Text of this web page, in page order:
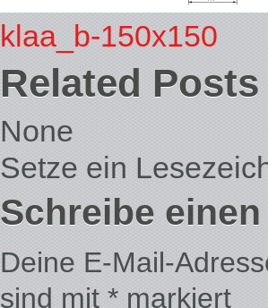
klaa_b-150x150
Related Posts
None
Setze ein
Schreibe
Deine E-Mail-
sind mit * markiert